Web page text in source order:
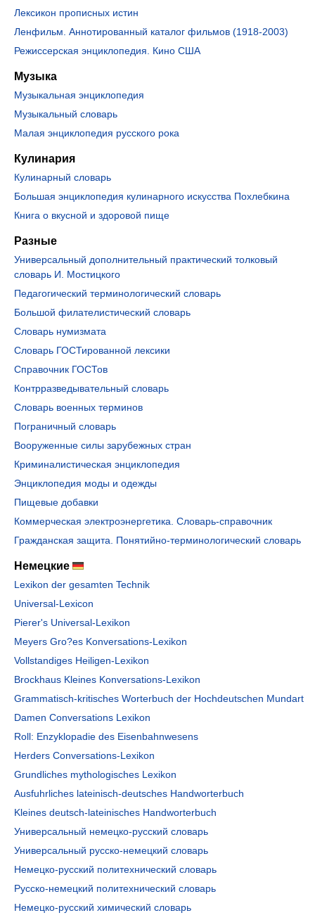
Лексикон прописных истин
Ленфильм. Аннотированный каталог фильмов (1918-2003)
Режиссерская энциклопедия. Кино США
Музыка
Музыкальная энциклопедия
Музыкальный словарь
Малая энциклопедия русского рока
Кулинария
Кулинарный словарь
Большая энциклопедия кулинарного искусства Похлебкина
Книга о вкусной и здоровой пище
Разные
Универсальный дополнительный практический толковый
словарь И. Мостицкого
Педагогический терминологический словарь
Большой филателистический словарь
Словарь нумизмата
Словарь ГОСТированной лексики
Справочник ГОСТов
Контрразведывательный словарь
Словарь военных терминов
Пограничный словарь
Вооруженные силы зарубежных стран
Криминалистическая энциклопедия
Энциклопедия моды и одежды
Пищевые добавки
Коммерческая электроэнергетика. Словарь-справочник
Гражданская защита. Понятийно-терминологический словарь
Немецкие
Lexikon der gesamten Technik
Universal-Lexicon
Pierer's Universal-Lexikon
Meyers Gro?es Konversations-Lexikon
Vollstandiges Heiligen-Lexikon
Brockhaus Kleines Konversations-Lexikon
Grammatisch-kritisches Worterbuch der Hochdeutschen Mundart
Damen Conversations Lexikon
Roll: Enzyklopadie des Eisenbahnwesens
Herders Conversations-Lexikon
Grundliches mythologisches Lexikon
Ausfuhrliches lateinisch-deutsches Handworterbuch
Kleines deutsch-lateinisches Handworterbuch
Универсальный немецко-русский словарь
Универсальный русско-немецкий словарь
Немецко-русский политехнический словарь
Русско-немецкий политехнический словарь
Немецко-русский химический словарь